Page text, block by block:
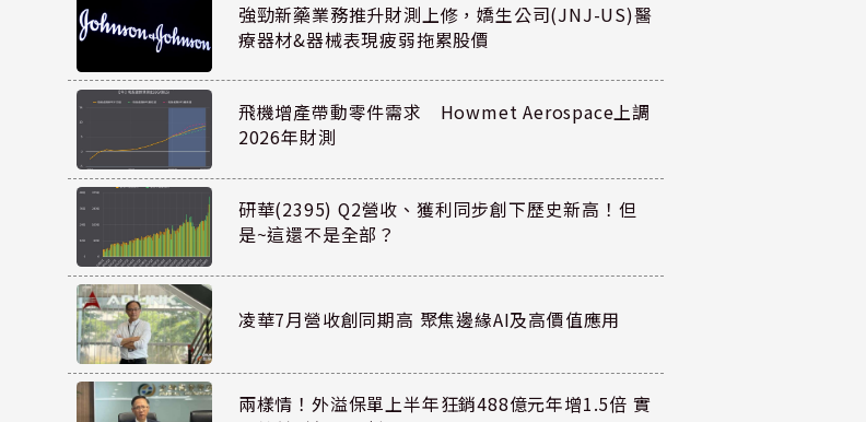
強勁新藥業務推升財測上修，嬌生公司(JNJ-US)醫
療器材&器械表現疲弱拖累股價
飛機增產帶動零件需求 Howmet Aerospace上調
2026年財測
研華(2395) Q2營收、獲利同步創下歷史新高！但
是~這還不是全部？
凌華7月營收創同期高 聚焦邊緣AI及高價值應用
兩樣情！外溢保單上半年狂銷488億元年增1.5倍 實